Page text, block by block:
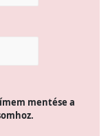
mentése a